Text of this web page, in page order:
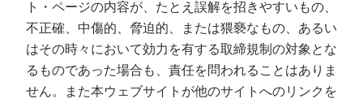
ト・ページの内容が、たとえ誤解を招きやすいもの、
不正確、中傷的、脅迫的、または猥褻なもの、あるい
はその時々において効力を有する取締規制の対象とな
るものであった場合も、責任を問われることはありま
せん。また本ウェブサイトが他のサイトへのリンクを